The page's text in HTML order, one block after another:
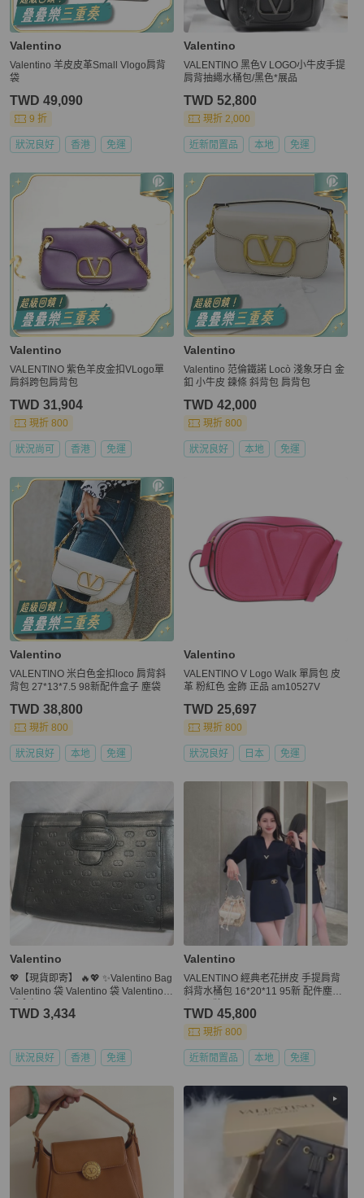
Valentino
Valentino 羊皮皮革Small Vlogo肩背
袋
TWD 49,090
9 折
狀況良好 香港 免運
Valentino
VALENTINO 黑色V LOGO小牛皮手提
肩背抽繩水桶包/黑色*展品
TWD 52,800
現折 2,000
近新閒置品 本地 免運
Valentino
VALENTINO 紫色羊皮金扣VLogo單
肩斜跨包肩背包
TWD 31,904
現折 800
狀況尚可 香港 免運
Valentino
Valentino 范倫鐵諾 Locò 淺象牙白 金
釦 小牛皮 鍊條 斜背包 肩背包
TWD 42,000
現折 800
狀況良好 本地 免運
Valentino
VALENTINO 米白色金扣loco 肩背斜
背包 27*13*7.5 98新配件盒子 塵袋
TWD 38,800
現折 800
狀況良好 本地 免運
Valentino
VALENTINO V Logo Walk 單肩包 皮
革 粉紅色 金飾 正品 am10527V
TWD 25,697
現折 800
狀況良好 日本 免運
Valentino
💖【現貨即寄】 🔥💖 ✨Valentino Bag
Valentino 袋 Valentino 袋 Valentino
TWD 3,434
狀況良好 香港 免運
Valentino
VALENTINO 經典老花拼皮 手提肩背
斜背水桶包 16*20*11 95新 配件塵袋
TWD 45,800
現折 800
近新閒置品 本地 免運